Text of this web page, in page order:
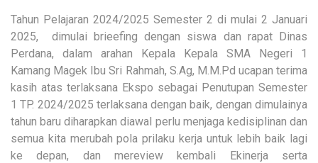
Tahun Pelajaran 2024/2025 Semester 2 di mulai 2 Januari
2025, dimulai brieefing dengan siswa dan rapat Dinas
Perdana, dalam arahan Kepala Kepala SMA Negeri 1
Kamang Magek Ibu Sri Rahmah, S.Ag, M.M.Pd ucapan terima
kasih atas terlaksana Ekspo sebagai Penutupan Semester
1 TP. 2024/2025 terlaksana dengan baik, dengan dimulainya
tahun baru diharapkan diawal perlu menjaga kedisiplinan dan
semua kita merubah pola prilaku kerja untuk lebih baik lagi
ke depan, dan mereview kembali Ekinerja serta